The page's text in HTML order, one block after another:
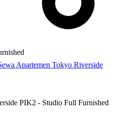
Apartemen Tokyo Riverside